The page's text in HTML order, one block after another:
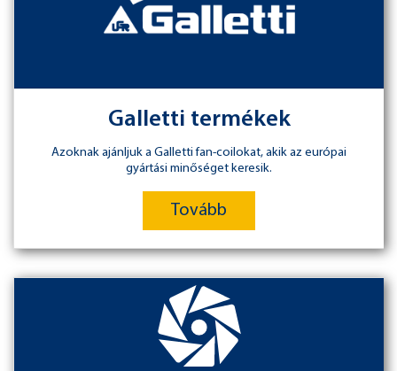
Galletti termékek
Azoknak ajánljuk a Galletti fan-coilokat, akik az európai
gyártási minőséget keresik.
Tovább